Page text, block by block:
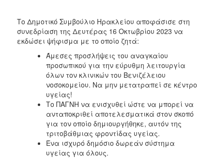
2011
2010
2006
Το Δημοτικό Συμβούλιο Ηρακλείου αποφάσισε στη
συνεδρίαση της Δευτέρας 16 Οκτωβρίου 2023 να
εκδώσει ψήφισμα με το οποίο ζητά:
Άμεσες προσλήψεις του αναγκαίου
προσωπικού για την εύρυθμη λειτουργία
όλων τον κλινικών του Βενιζέλειου
νοσοκομείου. Να μην μετατραπεί σε κέντρο
υγείας!
Το ΠΑΓΝΗ να ενισχυθεί ώστε να μπορεί να
ανταποκριθεί αποτελεσματικά στον σκοπό
για τον οποίο δημιουργήθηκε, αυτόν της
τριτοβάθμιας φροντίδας υγείας.
Ένα ισχυρό δημόσιο δωρεάν σύστημα
υγείας για όλους.